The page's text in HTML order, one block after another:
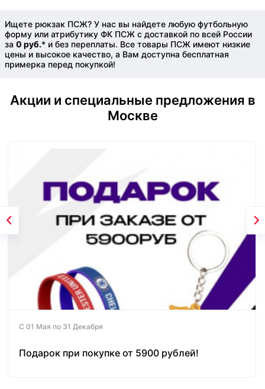
Ищете рюкзак ПСЖ? У нас вы найдете любую футбольную
форму или атрибутику ФК ПСЖ с доставкой по всей России
за 0 руб.* и без переплаты. Все товары ПСЖ имеют низкие
цены и высокое качество, а Вам доступна бесплатная
примерка перед покупкой!
Акции и специальные предложения в
Москве
С 01 Мая по 31 Декабря
Подарок при покупке от 5900 рублей!